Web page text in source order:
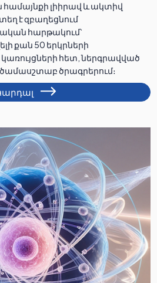
լիիրավ և ակտիվ
է զբաղեցնում
հարթակում՝
քան 50 երկրների
հետ, ներգրավված
ծրագրերում։